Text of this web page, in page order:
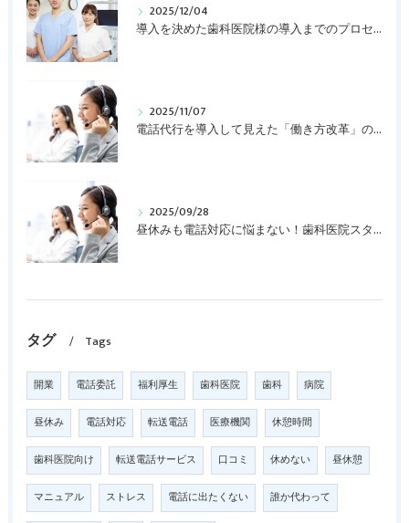
2025/12/04
導入を決めた歯科医院様の導入までのプロセスを紹介します
2025/11/07
電話代行を導入して見えた「働き方改革」の第一歩
2025/09/28
昼休みも電話対応に悩まない！歯科医院スタッフを守る「電話代行サービス」
タグ Tags
開業 電話委託 福利厚生 歯科医院 歯科 病院
昼休み 電話対応 転送電話 医療機関 休憩時間
歯科医院向け 転送電話サービス 口コミ 休めない 昼休憩
マニュアル ストレス 電話に出たくない 誰か代わって